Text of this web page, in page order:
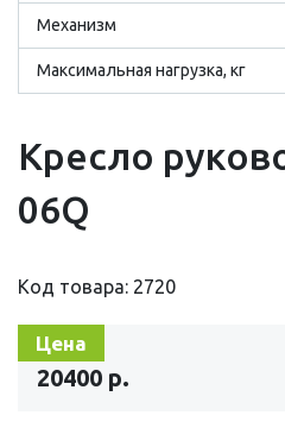
Механизм
Максимальная нагрузка, кг
Кресло
06Q
Код товара: 2720
Цена
20400 р.